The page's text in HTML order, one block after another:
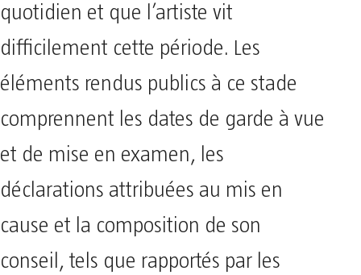
quotidien et que l’artiste vit
difficilement cette période. Les
éléments rendus publics à ce stade
comprennent les dates de garde à vue
et de mise en examen, les
déclarations attribuées au mis en
cause et la composition de son
conseil, tels que rapportés par les